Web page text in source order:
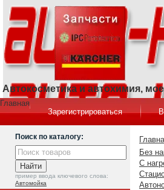
Автокосметика и автохимия,
Главная
Зарегистрироваться
Поиск по каталогу:
пример ввода ключевого слова:
Автомойка
Без
С